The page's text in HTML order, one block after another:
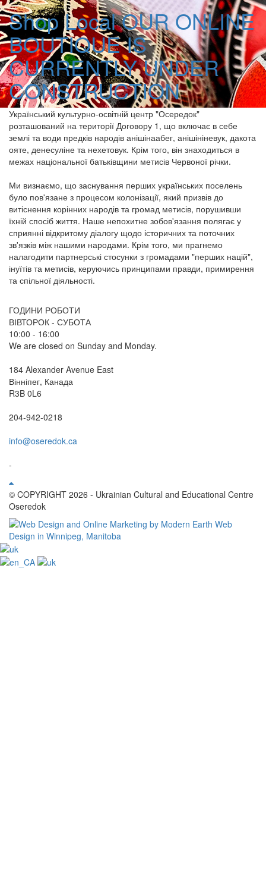
Shop LocalOUR ONLINE
BOUTIQUE IS
CURRENTLY UNDER
CONSTRUCTION
Український культурно-освітній центр "Осередок"
розташований на території Договору 1, що включає в себе
землі та води предків народів анішінаабег, анішініневук, дакота
ояте, денесуліне та нехетовук. Крім того, він знаходиться в
межах національної батьківщини метисів Червоної річки.
Ми визнаємо, що заснування перших українських поселень
було пов'язане з процесом колонізації, який призвів до
витіснення корінних народів та громад метисів, порушивши
їхній спосіб життя. Наше непохитне зобов'язання полягає у
сприянні відкритому діалогу щодо історичних та поточних
зв'язків між нашими народами. Крім того, ми прагнемо
налагодити партнерські стосунки з громадами "перших націй",
інуїтів та метисів, керуючись принципами правди, примирення
та спільної діяльності.
ГОДИНИ РОБОТИ
ВІВТОРОК - СУБОТА
10:00 - 16:00
We are closed on Sunday and Monday.
184 Alexander Avenue East
Вінніпег, Канада
R3B 0L6
204-942-0218
info@oseredok.ca
-
© COPYRIGHT 2026 - Ukrainian Cultural and Educational Centre
Oseredok